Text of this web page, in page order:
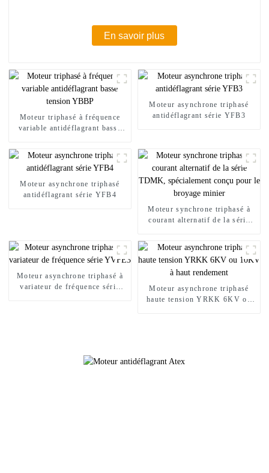
En savoir plus
Moteur triphasé à fréquence
variable antidéflagrant basse
Moteur asynchrone triphasé
antidéflagrant série YFB3
Moteur asynchrone triphasé
antidéflagrant série YFB4
Moteur synchrone triphasé à
courant alternatif de la série
Moteur asynchrone triphasé à
variateur de fréquence série
Moteur asynchrone triphasé
haute tension YRKK 6KV ou